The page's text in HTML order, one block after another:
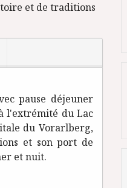
et de traditions
pause déjeuner
l'extrémité du Lac
du Vorarlberg,
et son port de
et nuit.